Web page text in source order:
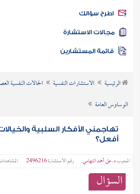
سؤالك
الاستشارة
الرئيسية الاستشارات النفسية الحالات النفسية
الوساوس العامة
تهاجمني الأفكار السلبية
أفعل؟
المجيبد. على أحمد التهامي رقم الاستشارة2496216
السؤال